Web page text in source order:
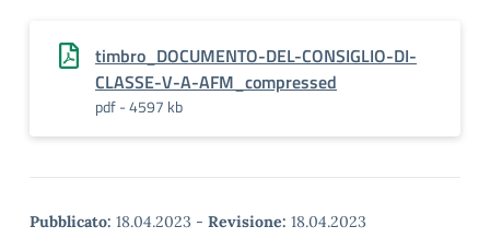
timbro_DOCUMENTO-DEL-CONSIGLIO-DI-
CLASSE-V-A-AFM_compressed
pdf - 4597 kb
Pubblicato: 18.04.2023 - Revisione: 18.04.2023